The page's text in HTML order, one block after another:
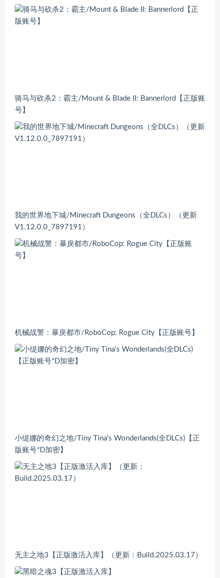
骑马与砍杀2：霸主/Mount & Blade II: Bannerlord【正版账
号】
我的世界地下城/Minecraft Dungeons（全DLCs）（更新
V1.12.0.0_7897191）
机械战警：暴戾都市/RoboCop: Rogue City【正版账号】
小缇娜的奇幻之地/Tiny Tina’s Wonderlands(全DLCs)【正
版账号*D加密】
无主之地3【正版激活入库】（更新：Build.2025.03.17）